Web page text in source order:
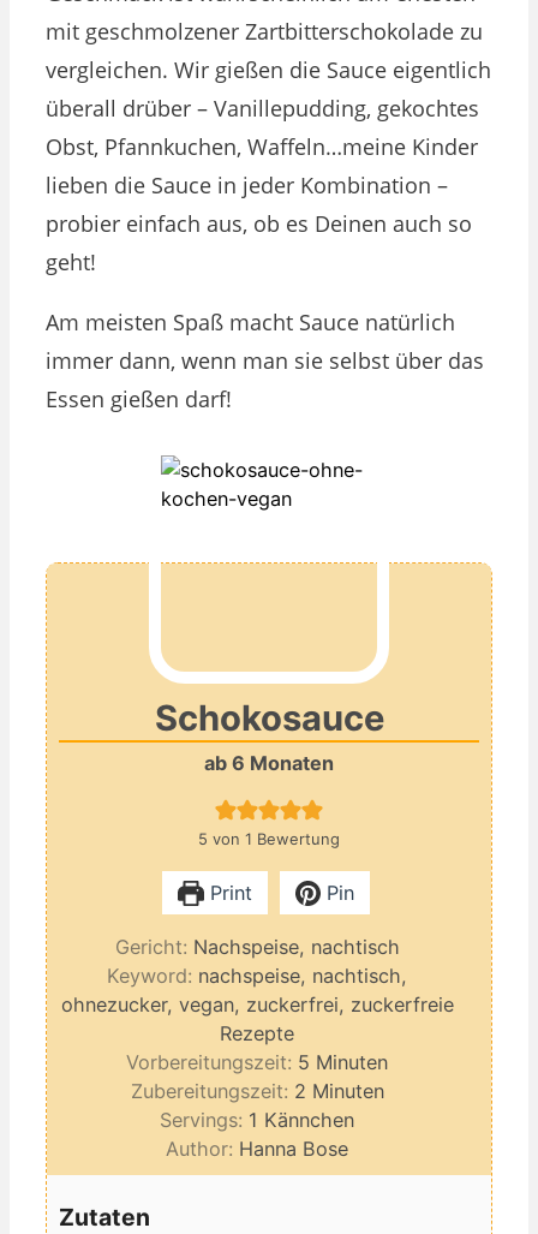
mit geschmolzener Zartbitterschokolade zu
vergleichen. Wir gießen die Sauce eigentlich
überall drüber – Vanillepudding, gekochtes
Obst, Pfannkuchen, Waffeln…meine Kinder
lieben die Sauce in jeder Kombination –
probier einfach aus, ob es Deinen auch so
geht!
Am meisten Spaß macht Sauce natürlich
immer dann, wenn man sie selbst über das
Essen gießen darf!
Schokosauce
ab 6 Monaten
5 von 1 Bewertung
Print Pin
Gericht: Nachspeise, nachtisch
Keyword: nachspeise, nachtisch,
ohnezucker, vegan, zuckerfrei, zuckerfreie
Rezepte
Vorbereitungszeit: 5 Minuten
Minuten
Zubereitungszeit: 2Minuten
Minuten
Servings: 1 Kännchen
Author: Hanna Bose
Zutaten